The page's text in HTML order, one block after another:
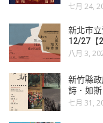
七月 24,
新北市
12/27【
八月 3,
新竹縣
詩．如斯
七月 31,